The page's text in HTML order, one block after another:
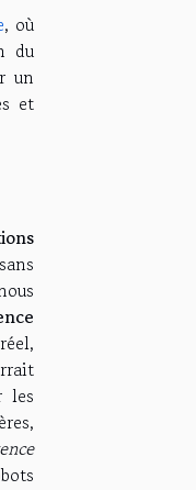
, où
du
un
et
les